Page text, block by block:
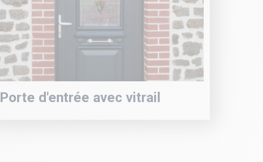
Porte d'entrée avec vitrail